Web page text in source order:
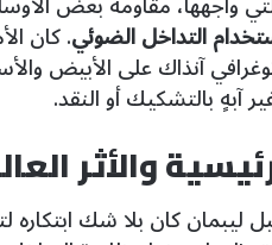
التداخل الضوئي. كان
آنذاك على الأبيض
آبهٍ بالتشكيك أو النقد.
والأثر
ليبمان كان بلا شك ابتكاره